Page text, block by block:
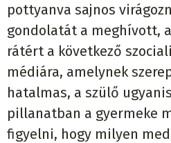
pottyanva sajnos
gondolatát a meghívott,
rátért a következő
médiára, amelynek
hatalmas, a szülő
pillanatban a gyermeke
figyelni, hogy milyen